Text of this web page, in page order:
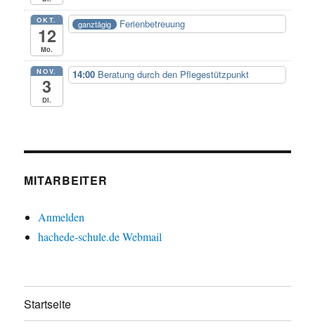
OKT.
12
Mo.
ganztägig Ferienbetreuung
NOV.
3
Di.
14:00 Beratung durch den Pflegestützpunkt
MITARBEITER
Anmelden
hachede-schule.de Webmail
Startseite